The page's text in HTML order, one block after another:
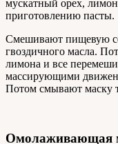
мускатный орех,
приготовлению пасты.
Смешивают пищевую
гвоздичного масла.
лимона и все
массирующими
Потом смывают маску
Омолаживающая